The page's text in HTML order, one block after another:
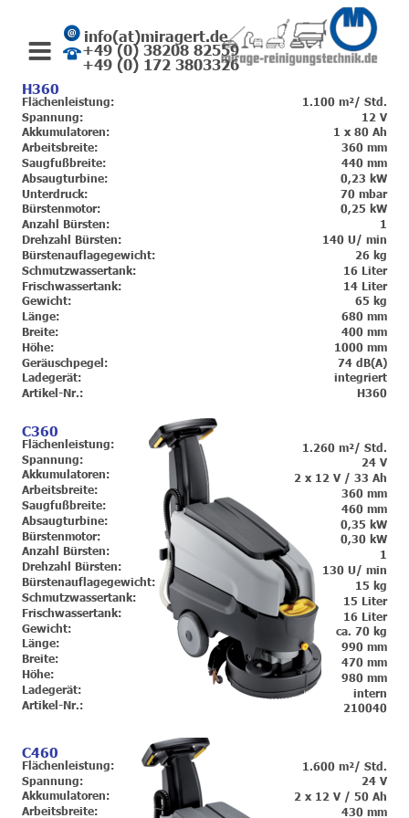
+49 (0) 38208 82559
+49 (0) 172 3803326
H360
Flächenleistung:
Spannung:
Akkumulatoren:
Arbeitsbreite:
Saugfußbreite:
Absaugturbine:
Unterdruck:
Bürstenmotor:
Anzahl Bürsten:
Drehzahl Bürsten:
Bürstenauflagegewicht:
Schmutzwassertank:
Frischwassertank:
Gewicht:
Länge:
Breite:
Höhe:
Geräuschpegel:
Ladegerät:
Artikel-Nr.:
1.100 m²/ Std.
12 V
1 x 80 Ah
360 mm
440 mm
0,23 kW
70 mbar
0,25 kW
1
140 U/ min
26 kg
16 Liter
14 Liter
65 kg
680 mm
400 mm
1000 mm
74 dB(A)
integriert
H360
C360
Flächenleistung:
Spannung:
Akkumulatoren:
Arbeitsbreite:
Saugfußbreite:
Absaugturbine:
Bürstenmotor:
Anzahl Bürsten:
Drehzahl Bürsten:
Bürstenauflagegewicht:
Schmutzwassertank:
Frischwassertank:
Gewicht:
Länge:
Breite:
Höhe:
Ladegerät:
Artikel-Nr.:
1.260 m²/ Std.
24 V
2 x 12 V / 33 Ah
360 mm
460 mm
0,35 kW
0,30 kW
1
130 U/ min
15 kg
15 Liter
16 Liter
ca. 70 kg
990 mm
470 mm
980 mm
intern
210040
C460
Flächenleistung:
Spannung:
Akkumulatoren:
Arbeitsbreite:
1.600 m²/ Std.
24 V
2 x 12 V / 50 Ah
430 mm
info(at)miragert.de